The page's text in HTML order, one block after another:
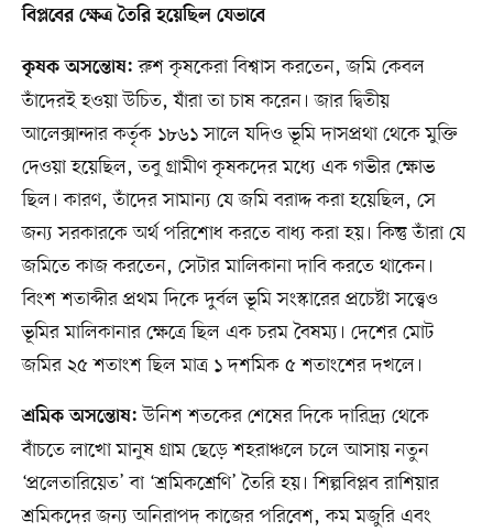
বিপ্লবের ক্ষেত্র তৈরি হয়েছিল যেভাবে
কৃষক অসন্তোষ: রুশ কৃষকেরা বিশ্বাস করতেন, জমি কেবল
তাঁদেরই হওয়া উচিত, যাঁরা তা চাষ করেন। জার দ্বিতীয়
আলেক্সান্দার কর্তৃক ১৮৬১ সালে যদিও ভূমি দাসপ্রথা থেকে মুক্তি
দেওয়া হয়েছিল, তবু গ্রামীণ কৃষকদের মধ্যে এক গভীর ক্ষোভ
ছিল। কারণ, তাঁদের সামান্য যে জমি বরাদ্দ করা হয়েছিল, সে
জন্য সরকারকে অর্থ পরিশোধ করতে বাধ্য করা হয়। কিন্তু তাঁরা যে
জমিতে কাজ করতেন, সেটার মালিকানা দাবি করতে থাকেন।
বিংশ শতাব্দীর প্রথম দিকে দুর্বল ভূমি সংস্কারের প্রচেষ্টা সত্ত্বেও
ভূমির মালিকানার ক্ষেত্রে ছিল এক চরম বৈষম্য। দেশের মোট
জমির ২৫ শতাংশ ছিল মাত্র ১ দশমিক ৫ শতাংশের দখলে।
শ্রমিক অসন্তোষ: উনিশ শতকের শেষের দিকে দারিদ্র্য থেকে
বাঁচতে লাখো মানুষ গ্রাম ছেড়ে শহরাঞ্চলে চলে আসায় নতুন
‘প্রলেতারিয়েত’ বা ‘শ্রমিকশ্রেণি’ তৈরি হয়। শিল্পবিপ্লব রাশিয়ার
শ্রমিকদের জন্য অনিরাপদ কাজের পরিবেশ, কম মজুরি এবং